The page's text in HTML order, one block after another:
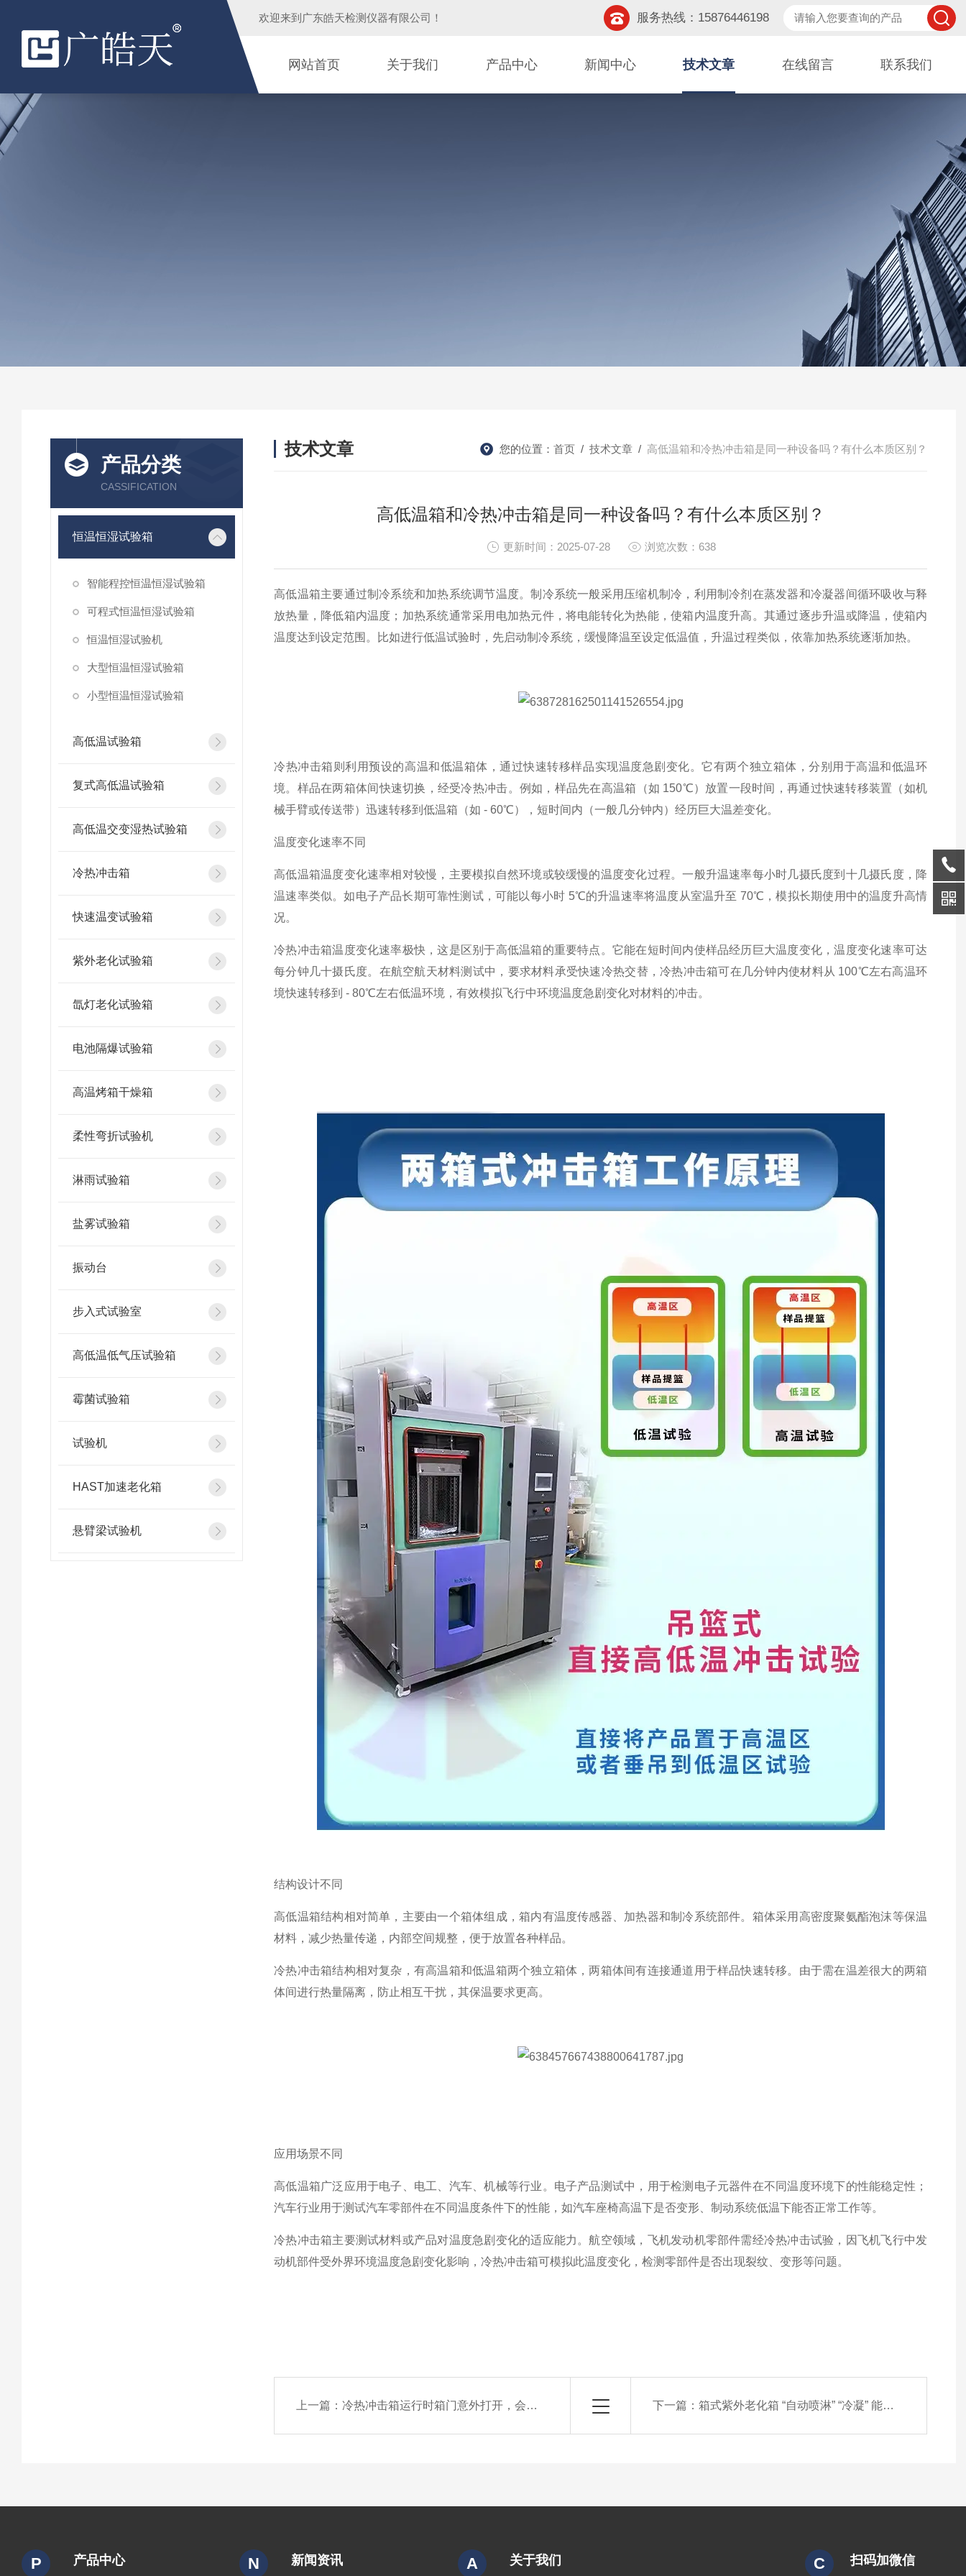
欢迎来到 广东皓天检测仪器有限公司 ！ 服务热线：15876446198
网站首页 关于我们 产品中心 新闻中心 技术文章 在线留言 联系我们
产品分类
CASSIFICATION
恒温恒湿试验箱
智能程控恒温恒湿试验箱
可程式恒温恒湿试验箱
恒温恒湿试验机
大型恒温恒湿试验箱
小型恒温恒湿试验箱
高低温试验箱
复式高低温试验箱
高低温交变湿热试验箱
冷热冲击箱
快速温变试验箱
紫外老化试验箱
氙灯老化试验箱
电池隔爆试验箱
高温烤箱干燥箱
柔性弯折试验机
淋雨试验箱
盐雾试验箱
振动台
步入式试验室
高低温低气压试验箱
霉菌试验箱
试验机
HAST加速老化箱
悬臂梁试验机
技术文章 您的位置： 首页 / 技术文章 / 高低温箱和冷热冲击箱是同一种设备吗？有什么本质区别？
高低温箱和冷热冲击箱是同一种设备吗？有什么本质区别？
更新时间：2025-07-28 浏览次数：638
高低温箱主要通过制冷系统和加热系统调节温度。制冷系统一般采用压缩机制冷，利用制冷剂在蒸发器和冷凝器间循环吸收与释
放热量，降低箱内温度；加热系统通常采用电加热元件，将电能转化为热能，使箱内温度升高。其通过逐步升温或降温，使箱内
温度达到设定范围。比如进行低温试验时，先启动制冷系统，缓慢降温至设定低温值，升温过程类似，依靠加热系统逐渐加热。
冷热冲击箱则利用预设的高温和低温箱体，通过快速转移样品实现温度急剧变化。它有两个独立箱体，分别用于高温和低温环
境。样品在两箱体间快速切换，经受冷热冲击。例如，样品先在高温箱（如 150℃）放置一段时间，再通过快速转移装置（如机
械手臂或传送带）迅速转移到低温箱（如 - 60℃），短时间内（一般几分钟内）经历巨大温差变化。
温度变化速率不同
高低温箱温度变化速率相对较慢，主要模拟自然环境或较缓慢的温度变化过程。一般升温速率每小时几摄氏度到十几摄氏度，降
温速率类似。如电子产品长期可靠性测试，可能以每小时 5℃的升温速率将温度从室温升至 70℃，模拟长期使用中的温度升高情
况。
冷热冲击箱温度变化速率极快，这是区别于高低温箱的重要特点。它能在短时间内使样品经历巨大温度变化，温度变化速率可达
每分钟几十摄氏度。在航空航天材料测试中，要求材料承受快速冷热交替，冷热冲击箱可在几分钟内使材料从 100℃左右高温环
境快速转移到 - 80℃左右低温环境，有效模拟飞行中环境温度急剧变化对材料的冲击。
结构设计不同
高低温箱结构相对简单，主要由一个箱体组成，箱内有温度传感器、加热器和制冷系统部件。箱体采用高密度聚氨酯泡沫等保温
材料，减少热量传递，内部空间规整，便于放置各种样品。
冷热冲击箱结构相对复杂，有高温箱和低温箱两个独立箱体，两箱体间有连接通道用于样品快速转移。由于需在温差很大的两箱
体间进行热量隔离，防止相互干扰，其保温要求更高。
应用场景不同
高低温箱广泛应用于电子、电工、汽车、机械等行业。电子产品测试中，用于检测电子元器件在不同温度环境下的性能稳定性；
汽车行业用于测试汽车零部件在不同温度条件下的性能，如汽车座椅高温下是否变形、制动系统低温下能否正常工作等。
冷热冲击箱主要测试材料或产品对温度急剧变化的适应能力。航空领域，飞机发动机零部件需经冷热冲击试验，因飞机飞行中发
动机部件受外界环境温度急剧变化影响，冷热冲击箱可模拟此温度变化，检测零部件是否出现裂纹、变形等问题。
上一篇：冷热冲击箱运行时箱门意外打开，会触发哪些安全保护机制？如何恢复测试？ 下一篇： 箱式紫外老化箱 “自动喷淋” “冷凝” 能同时开启吗？功能有哪些差异？
P 产品中心 N 新闻资讯 A 关于我们 C 扫码加微信